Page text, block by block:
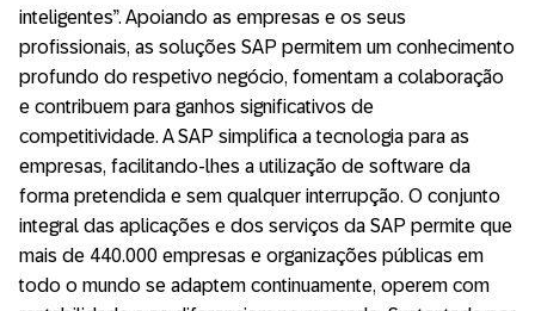
inteligentes”. Apoiando as empresas e os seus
profissionais, as soluções SAP permitem um conhecimento
profundo do respetivo negócio, fomentam a colaboração
e contribuem para ganhos significativos de
competitividade. A SAP simplifica a tecnologia para as
empresas, facilitando-lhes a utilização de software da
forma pretendida e sem qualquer interrupção. O conjunto
integral das aplicações e dos serviços da SAP permite que
mais de 440.000 empresas e organizações públicas em
todo o mundo se adaptem continuamente, operem com